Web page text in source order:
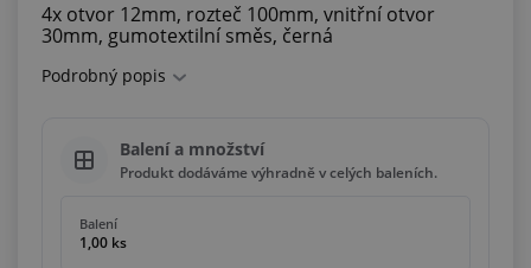
4x otvor 12mm, rozteč 100mm, vnitřní otvor
30mm, gumotextilní směs, černá
Podrobný popis
Balení a množství
Produkt dodáváme výhradně v celých baleních.
Balení
1,00 ks